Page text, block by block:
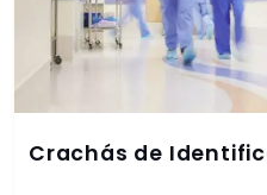
Crachás de